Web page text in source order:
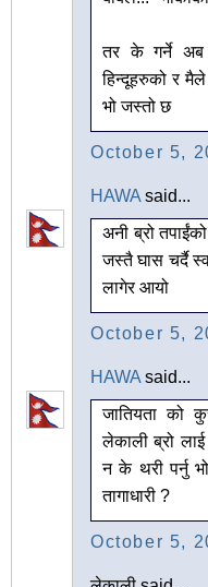
तर के गर्ने अब
हिन्दूहरुको र
भो जस्तो छ
October 5,
HAWA said...
अनी ब्रो
जस्तै घास चर्दै
लागेर आयो
October 5,
HAWA said...
जातियता को
लेकाली ब्रो लाई
न के थरी पर्नु
तागाधारी ?
October 5,